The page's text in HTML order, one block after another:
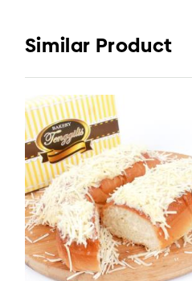
Similar Product